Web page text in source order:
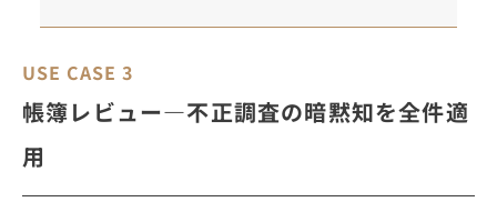
USE CASE 3
帳簿レビュー―不正調査の暗黙知を全件適
用